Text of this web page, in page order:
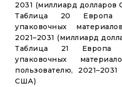
2031 (миллиард долларов
Таблица 20
упаковочных
2021–2031 (миллиард
Таблица 21
упаковочных
пользователю,
США)